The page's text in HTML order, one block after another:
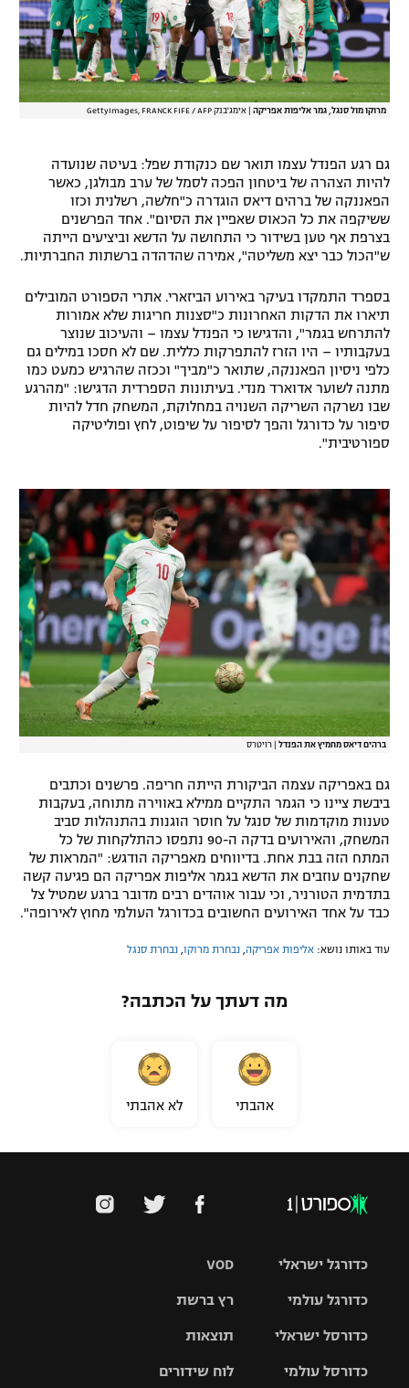
מרוקו מול סנגל, גמר אליפות אפריקה אימג'בנק GettyImages, FRANCK FIFE / AFP
גם רגע הפנדל עצמו תואר שם כנקודת שפל: בעיטה שנועדה
להיות הצהרה של ביטחון הפכה לסמל של ערב מבולגן, כאשר
הפאננקה של ברהים דיאס הוגדרה כ"חלשה, רשלנית וכזו
ששיקפה את כל הכאוס שאפיין את הסיום". אחד הפרשנים
בצרפת אף טען בשידור כי התחושה על הדשא וביציעים הייתה
ש"הכול כבר יצא משליטה", אמירה שהדהדה ברשתות החברתיות.
בספרד התמקדו בעיקר באירוע הביזארי. אתרי הספורט המובילים
תיארו את הדקות האחרונות כ"סצנות חריגות שלא אמורות
להתרחש בגמר", והדגישו כי הפנדל עצמו – והעיכוב שנוצר
בעקבותיו – היו הזרז להתפרקות כללית. שם לא חסכו במילים גם
כלפי ניסיון הפאננקה, שתואר כ"מביך" וככזה שהרגיש כמעט כמו
מתנה לשוער אדוארד מנדי. בעיתונות הספרדית הדגישו: "מהרגע
שבו נשרקה השריקה השנויה במחלוקת, המשחק חדל להיות
סיפור על כדורגל והפך לסיפור על שיפוט, לחץ ופוליטיקה
ספורטיבית".
ברהים דיאס מחמיץ את הפנדל רויטרס
גם באפריקה עצמה הביקורת הייתה חריפה. פרשנים וכתבים
ביבשת ציינו כי הגמר התקיים ממילא באווירה מתוחה, בעקבות
טענות מוקדמות של סנגל על חוסר הוגנות בהתנהלות סביב
המשחק, והאירועים בדקה ה-90 נתפסו כהתלקחות של כל
המתח הזה בבת אחת. בדיווחים מאפריקה הודגש: "המראות של
שחקנים עוזבים את הדשא בגמר אליפות אפריקה הם פגיעה קשה
בתדמית הטורניר, וכי עבור אוהדים רבים מדובר ברגע שמטיל צל
כבד על אחד האירועים החשובים בכדורגל העולמי מחוץ לאירופה".
עוד באותו נושא: אליפות אפריקה נבחרת מרוקו נבחרת סנגל
מה דעתך על הכתבה?
אהבתי לא אהבתי
VOD
רץ ברשת
תוצאות
לוח שידורים
כדורגל ישראלי
כדורגל עולמי
האלופות
כדורסל ישראלי
כדורסל עולמי